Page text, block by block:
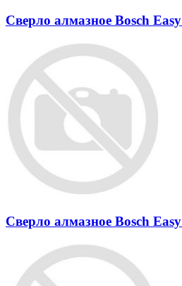
Сверло алмазное Bosch
Сверло алмазное Bosch